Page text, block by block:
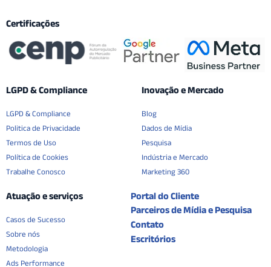
Certificações
LGPD & Compliance
LGPD & Compliance
Politica de Privacidade
Termos de Uso
Política de Cookies
Trabalhe Conosco
Inovação e Mercado
Blog
Dados de Mídia
Pesquisa
Indústria e Mercado
Marketing 360
Atuação e serviços
Casos de Sucesso
Sobre nós
Metodologia
Ads Performance
Portal do Cliente
Parceiros de Mídia e Pesquisa
Contato
Escritórios